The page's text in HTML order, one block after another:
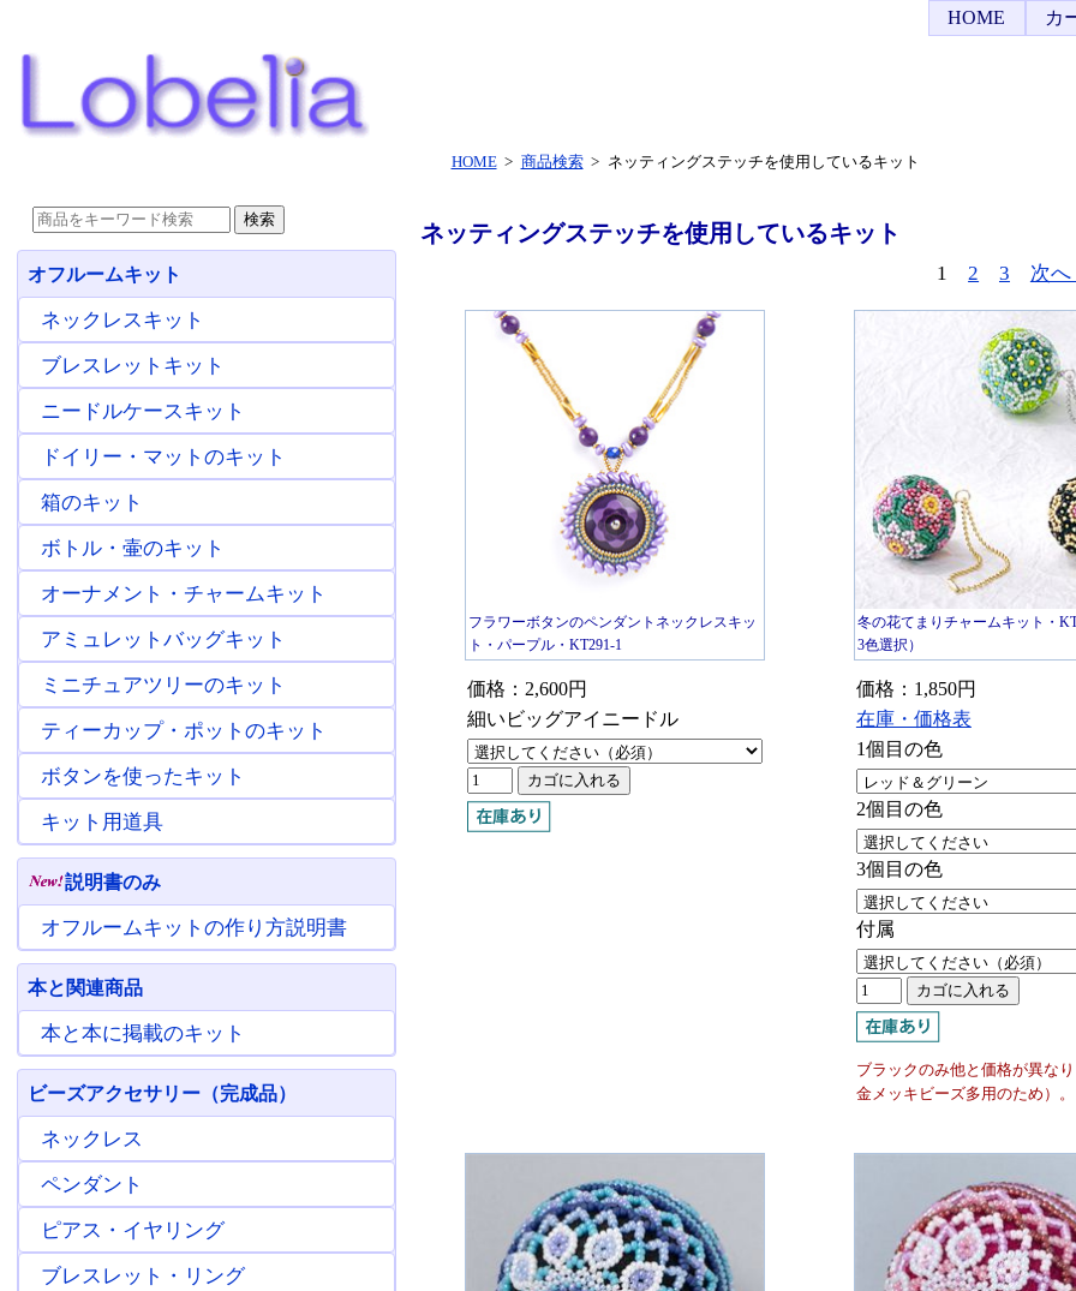
HOME カ
HOME > 商品検索 > ネッティングステッチを使用しているキット
ネッティングステッチを使用しているキット
1 2 3 次へ
フラワーボタンのペンダントネックレスキッ
ト・パープル・KT291-1
価格：2,600円
細いビッグアイニードル
冬の花てまりチャームキット・
3色選択）
価格：1,850円
在庫・価格表
1個目の色
2個目の色
3個目の色
付属
ブラックのみ他と価格が異な
金メッキビーズ多用のため）。
オフルームキット
ネックレスキット
ブレスレットキット
ニードルケースキット
ドイリー・マットのキット
箱のキット
ボトル・壷のキット
オーナメント・チャームキット
アミュレットバッグキット
ミニチュアツリーのキット
ティーカップ・ポットのキット
ボタンを使ったキット
キット用道具
説明書のみ
オフルームキットの作り方説明書
本と関連商品
本と本に掲載のキット
ビーズアクセサリー（完成品）
ネックレス
ペンダント
ピアス・イヤリング
ブレスレット・リング